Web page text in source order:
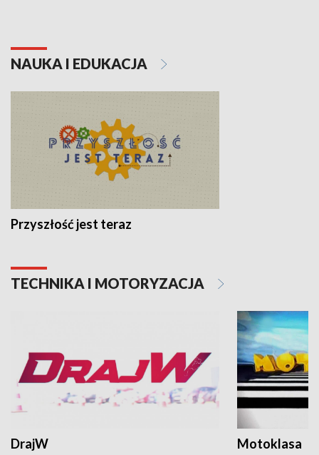
NAUKA I EDUKACJA
Przyszłość jest teraz
TECHNIKA I MOTORYZACJA
DrajW Motoklasa